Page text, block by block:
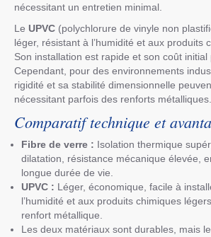
nécessitant un entretien minimal.
Le UPVC (polychlorure de vinyle non
léger, résistant à l’humidité et aux produits
Son installation est rapide et son coût initial
Cependant, pour des environnements
rigidité et sa stabilité dimensionnelle
nécessitant parfois des renforts métalliques.
Comparatif technique et
Fibre de verre : Isolation thermique
dilatation, résistance mécanique élevée,
longue durée de vie.
UPVC : Léger, économique, facile à
l’humidité et aux produits chimiques
renfort métallique.
Les deux matériaux sont durables, mais